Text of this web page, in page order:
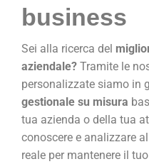
business
Sei alla ricerca del
aziendale? Tramite le
personalizzate siamo in
gestionale su misura
tua azienda o della tua
conoscere e analizzare
reale per mantenere il tuo